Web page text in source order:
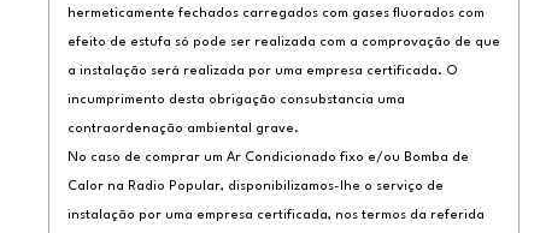
hermeticamente fechados carregados com gases fluorados com
efeito de estufa só pode ser realizada com a comprovação de que
a instalação será realizada por uma empresa certificada. O
incumprimento desta obrigação consubstancia uma
contraordenação ambiental grave.
No caso de comprar um Ar Condicionado fixo e/ou Bomba de
Calor na Radio Popular, disponibilizamos-lhe o serviço de
instalação por uma empresa certificada, nos termos da referida